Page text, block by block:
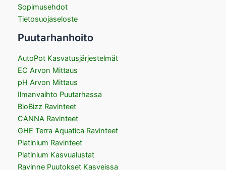
Sopimusehdot
Tietosuojaseloste
Puutarhanhoito
AutoPot Kasvatusjärjestelmät
EC Arvon Mittaus
pH Arvon Mittaus
Ilmanvaihto Puutarhassa
BioBizz Ravinteet
CANNA Ravinteet
GHE Terra Aquatica Ravinteet
Platinium Ravinteet
Platinium Kasvualustat
Ravinne Puutokset Kasveissa